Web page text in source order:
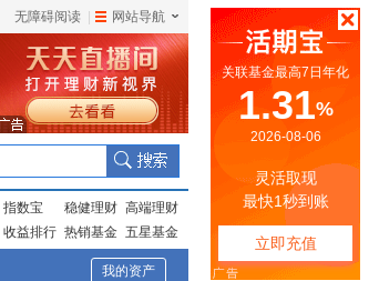
无障碍阅读 网站导航
指数宝 稳健理财 高端理财
收益排行 热销基金 五星基金
我的资产